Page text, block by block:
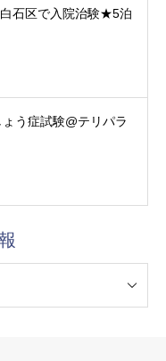
石区で入院治験★5泊
う症試験@テリパラ